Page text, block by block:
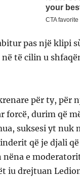
pas një klipi
të cilin u
për ty, për
forcë, durim që
suksesi yt nuk
që je djali që
nëna e
iu drejtuan